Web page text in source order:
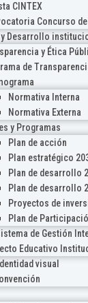
CINTEX
Concurso
Desarrollo
y Ética
de
Normativa Interna
Normativa Externa
y Programas
Plan de acción
Plan estratégico
Plan de desarrollo
Plan de desarrollo
Proyectos de
Plan de
de Gestión
Educativo
visual